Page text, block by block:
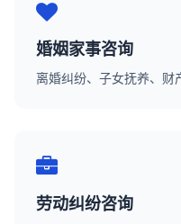
婚姻家事咨询
离婚纠纷、子女抚养、财
劳动纠纷咨询